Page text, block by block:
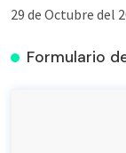
29 de Octubre del
Formulario